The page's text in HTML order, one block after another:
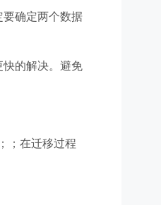
确定两个数据
的解决。避免
；在迁移过程